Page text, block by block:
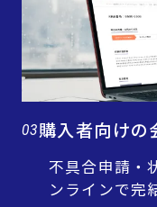
03購入者向けの
不具合申請・
ンラインで完